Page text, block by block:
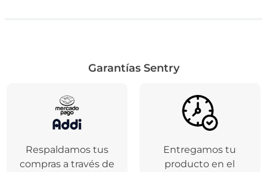
Garantías Sentry
Respaldamos tus
compras a través de
Entregamos tu
producto en el